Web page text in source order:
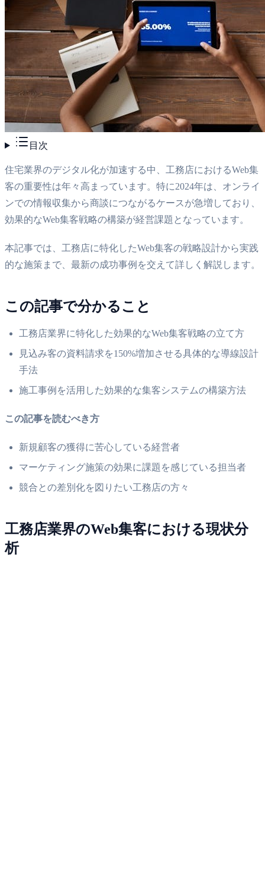
目次
住宅業界のデジタル化が加速する中、工務店におけるWeb集
客の重要性は年々高まっています。特に2024年は、オンライ
ンでの情報収集から商談につながるケースが急増しており、
効果的なWeb集客戦略の構築が経営課題となっています。
本記事では、工務店に特化したWeb集客の戦略設計から実践
的な施策まで、最新の成功事例を交えて詳しく解説します。
この記事で分かること
工務店業界に特化した効果的なWeb集客戦略の立て方
見込み客の資料請求を150%増加させる具体的な導線設計
手法
施工事例を活用した効果的な集客システムの構築方法
この記事を読むべき方
新規顧客の獲得に苦心している経営者
マーケティング施策の効果に課題を感じている担当者
競合との差別化を図りたい工務店の方々
工務店業界のWeb集客における現状分
析